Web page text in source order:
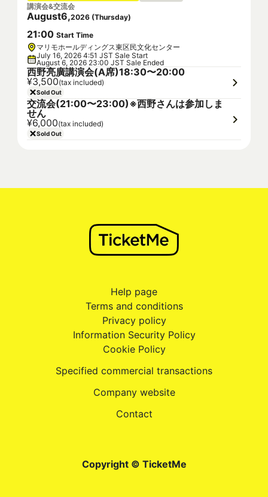
講演会&交流会
August6,2026 (Thursday)
21:00 Start Time
マリモホールディングス東区民文化センター
July 16, 2026 4:51 JST Sale Start
August 6, 2026 23:00 JST Sale Ended
西野亮廣講演会(A席)18:30〜20:00
¥3,500(tax included)
Sold Out
交流会(21:00〜23:00)※西野さんは参加しま
せん
¥6,000(tax included)
Sold Out
Help page
Terms and conditions
Privacy policy
Information Security Policy
Cookie Policy
Specified commercial transactions
Company website
Contact
Copyright © TicketMe